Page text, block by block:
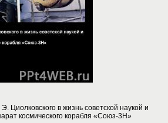
Циолковского в жизнь советской наукой и
космического корабля «Союз-3Н»